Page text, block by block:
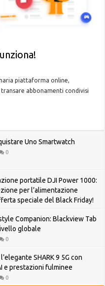
piattaforma online,
abbonamenti condivisi
Uno Smartwatch
0
portatile DJI Power 1000:
per l’alimentazione
speciale del Black Friday!
Companion: Blackview Tab
globale
0
SHARK 9 5G con
e prestazioni fulminee
0